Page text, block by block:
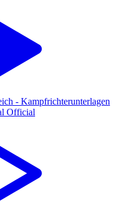
- Kampfrichterunterlagen
Official